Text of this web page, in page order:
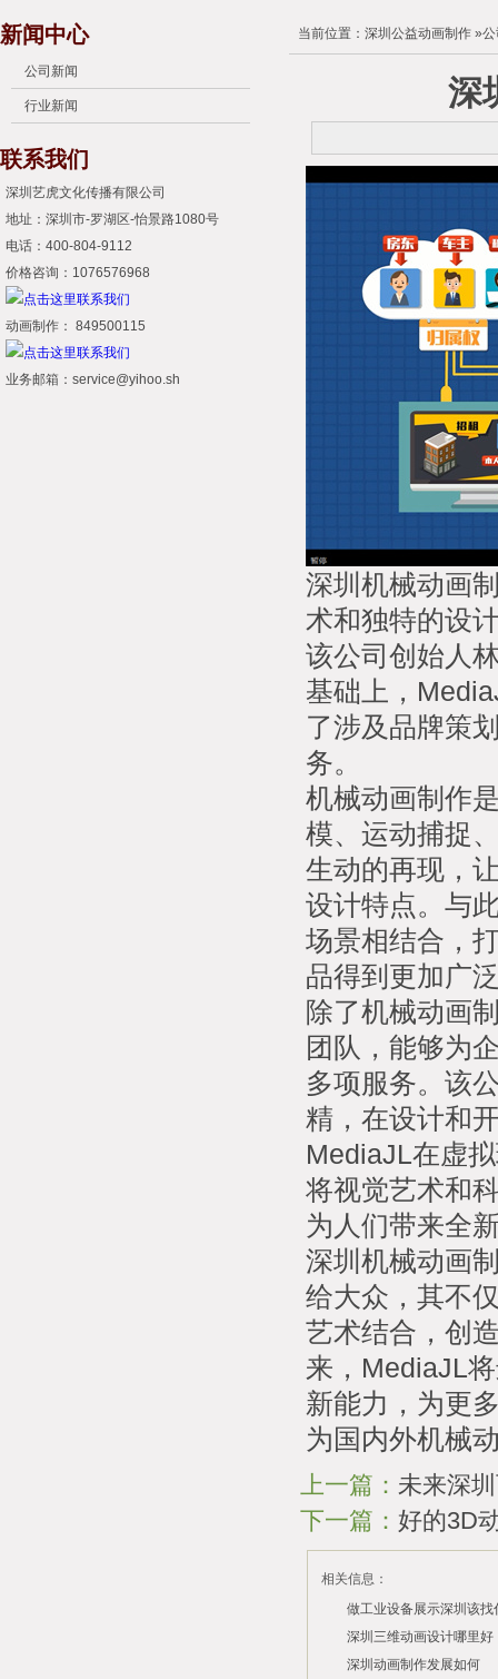
新闻中心
公司新闻
行业新闻
联系我们
深圳艺虎文化传播有限公司
地址：深圳市-罗湖区-怡景路1080号
电话：400-804-9112
价格咨询：1076576968
动画制作： 849500115
业务邮箱：service@yihoo.sh
当前位置： 深圳公益动画制作 »
深
深圳机械动画
术和独特的设
该公司创始人
基础上，
了涉及品牌策
务。
机械动画制作
模、运动捕捉
生动的再现，
设计特点。与
场景相结合，
品得到更加广
除了机械动画
团队，能够为
多项服务。该
精，在设计和
MediaJL在虚
将视觉艺术和
为人们带来全
深圳机械动画
给大众，其不
艺术结合，创
来，MediaJL
新能力，为更
为国内外机械
上一篇： 未来深
下一篇： 好的3D
相关信息：
做工业设备展示深圳该
司？
2026/07/21
深圳三维动画设计哪里好
2026/03/10
深圳动画制作发展如何